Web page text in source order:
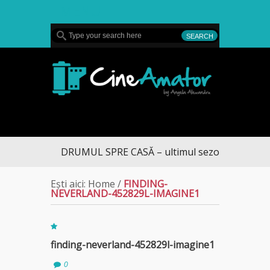
DRUMUL SPRE CASĂ – ultimul sezon te aduce
Ești aici: Home / FINDING-
NEVERLAND-452829L-IMAGINE1
finding-neverland-452829l-imagine1
0